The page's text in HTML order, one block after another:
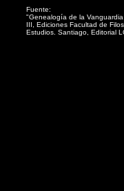
Fuente:
"Genealogía de la
III, Ediciones Facultad de
Estudios. Santiago, Editorial